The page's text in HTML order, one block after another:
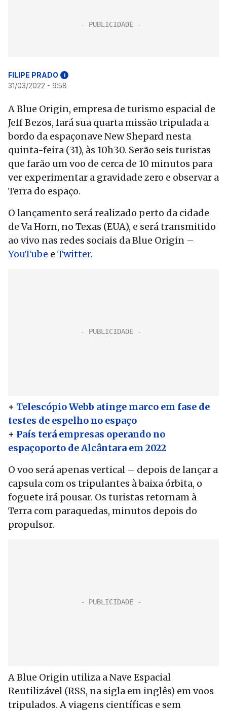
FILIPE PRADO i
31/03/2022 - 9:58
A Blue Origin, empresa de turismo espacial de
Jeff Bezos, fará sua quarta missão tripulada a
bordo da espaçonave New Shepard nesta
quinta-feira (31), às 10h30. Serão seis turistas
que farão um voo de cerca de 10 minutos para
ver experimentar a gravidade zero e observar a
Terra do espaço.
O lançamento será realizado perto da cidade
de Va Horn, no Texas (EUA), e será transmitido
ao vivo nas redes sociais da Blue Origin –
YouTube e Twitter.
+ Telescópio Webb atinge marco em fase de
testes de espelho no espaço
+ País terá empresas operando no
espaçoporto de Alcântara em 2022
O voo será apenas vertical – depois de lançar a
capsula com os tripulantes à baixa órbita, o
foguete irá pousar. Os turistas retornam à
Terra com paraquedas, minutos depois do
propulsor.
A Blue Origin utiliza a Nave Espacial
Reutilizável (RSS, na sigla em inglês) em voos
tripulados. A viagens científicas e sem